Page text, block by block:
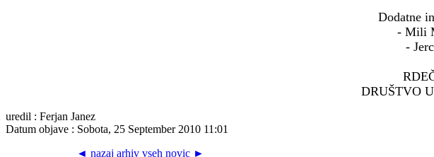
Dodatne
- Mili
-
DRUŠTVO
uredil : Ferjan Janez
Datum objave : Sobota, 25 September 2010 11:01
◄ nazaj arhiv vseh novic ►